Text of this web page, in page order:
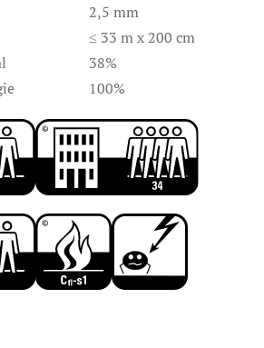
2,5 mm
≤ 33 m x 200 cm
38%
100%